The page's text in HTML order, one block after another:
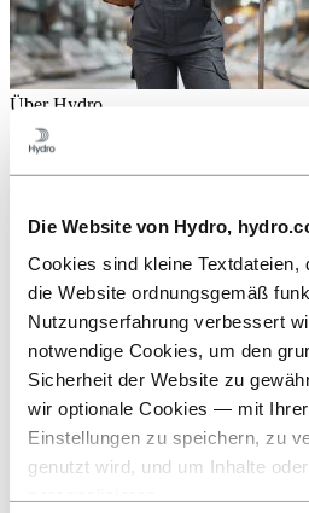
Die Website von Hydro,
Cookies sind kleine Textdateien,
die Website ordnungsgemäß
Nutzungserfahrung verbessert
notwendige Cookies, um den
Sicherheit der Website zu
wir optionale Cookies — mit
Einstellungen zu speichern, zu
genutzt wird, und um Inhalte
Über Hydro
Hydro ist ein führendes
Produkte
Branchen, in denen wir tätig sind
Über Aluminium
Innovationen, Forschung und
ALUMINIUM 2026
Zu:Energie
Zu:Nachhaltigkeit
Unser Ansatz
Roadmap zur Klimaneutralität